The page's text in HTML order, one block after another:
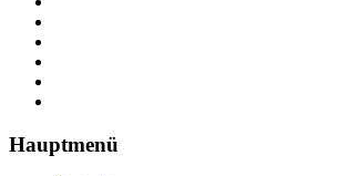
Hauptmenü